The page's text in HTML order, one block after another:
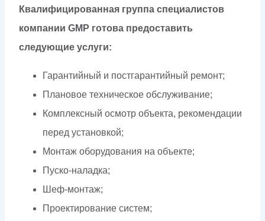
Квалифицированная группа специалистов
компании GMP готова предоставить
следующие услуги:
Гарантийный и постгарантийный ремонт;
Плановое техническое обслуживание;
Комплексный осмотр объекта, рекомендации
перед установкой;
Монтаж оборудования на объекте;
Пуско-наладка;
Шеф-монтаж;
Проектирование систем;